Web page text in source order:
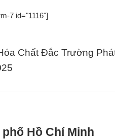
7 id="1116"]
Chất Đắc Trường
Hồ Chí Minh